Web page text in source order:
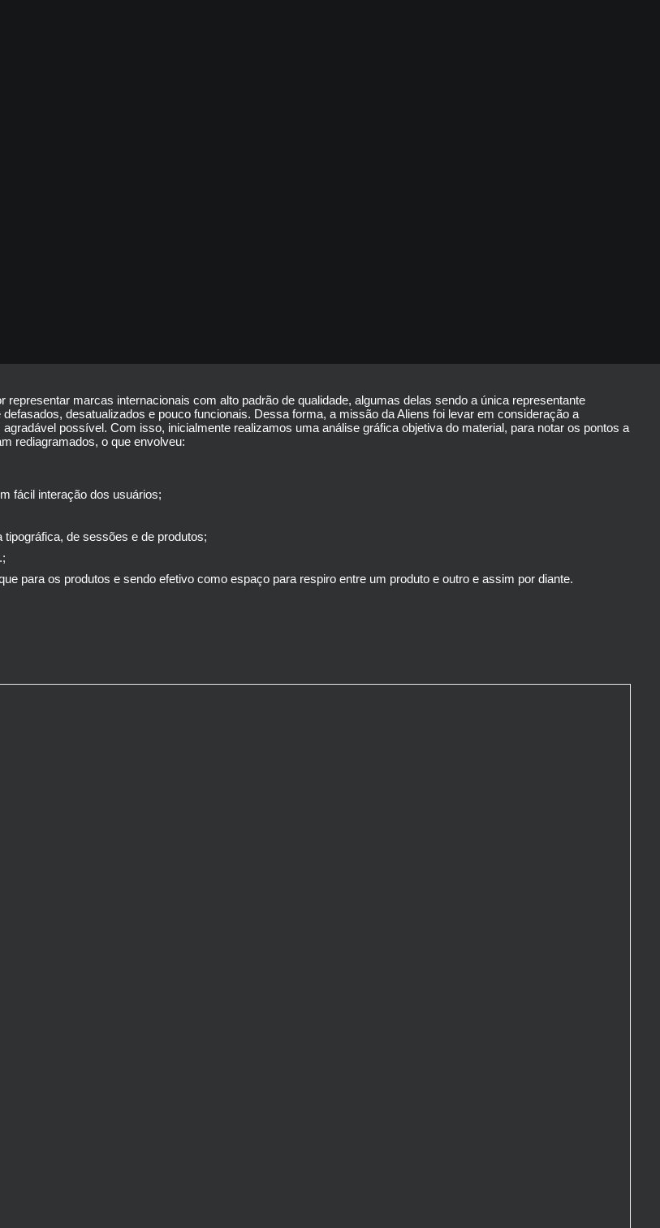
marcas internacionais com alto padrão de qualidade, algumas delas sendo a única representante
desatualizados e pouco funcionais. Dessa forma, a missão da Aliens foi levar em consideração a
possível. Com isso, inicialmente realizamos uma análise gráfica objetiva do material, para notar os pontos a
rediagramados, o que envolveu:
fácil interação dos usuários;
de sessões e de produtos;
para os produtos e sendo efetivo como espaço para respiro entre um produto e outro e assim por diante.